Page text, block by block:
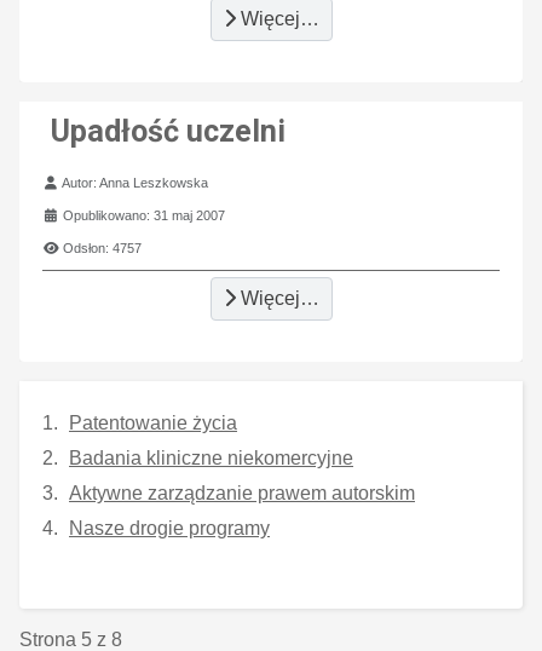
Więcej…
Upadłość uczelni
Szczegóły
Autor:Anna Leszkowska
Opublikowano: 31 maj 2007
Odsłon: 4757
Więcej…
Patentowanie życia
Badania kliniczne niekomercyjne
Aktywne zarządzanie prawem autorskim
Nasze drogie programy
Strona 5 z 8